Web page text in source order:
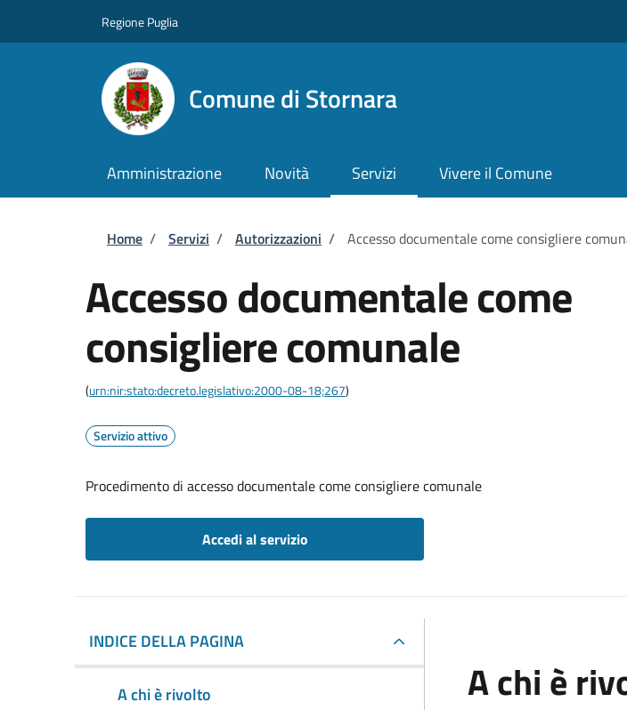
Regione Puglia
Comune di Stornara
Amministrazione Novità Servizi Vivere il Comune
Briciole di pane
Home / Servizi / Autorizzazioni / Accesso documentale come consigliere
Accesso documentale come
consigliere comunale
(urn:nir:stato:decreto.legislativo:2000-08-18;267)
Servizio attivo
Procedimento di accesso documentale come consigliere comunale
Accedi al servizio
INDICE DELLA PAGINA
A chi è rivolto
A chi è